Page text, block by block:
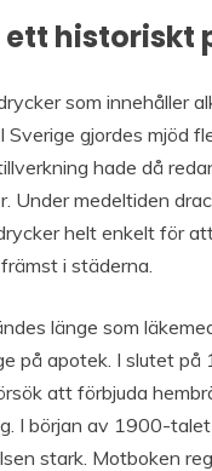
ett historiskt
som innehåller
gjordes mjöd
hade då
Under medeltiden
helt enkelt för
i städerna.
länge som
på apotek. I slutet
att förbjuda
I början av 1900-
stark. Motboken